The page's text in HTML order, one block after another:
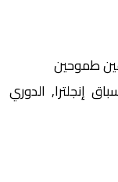
طموحين
إنجلترا, الدوري